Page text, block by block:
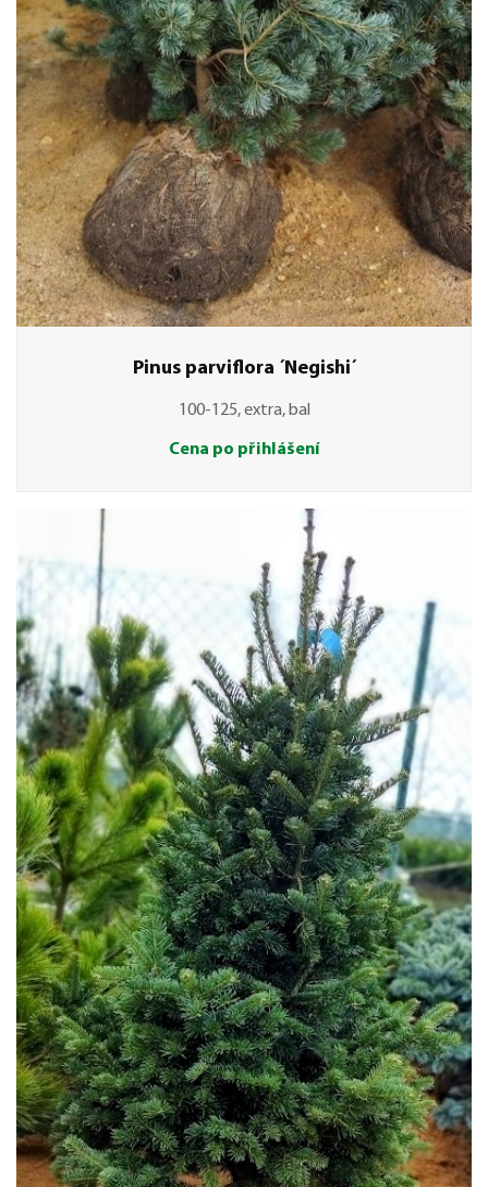
Pinus parviflora ´Negishi´
100-125, extra, bal
Cena po přihlášení